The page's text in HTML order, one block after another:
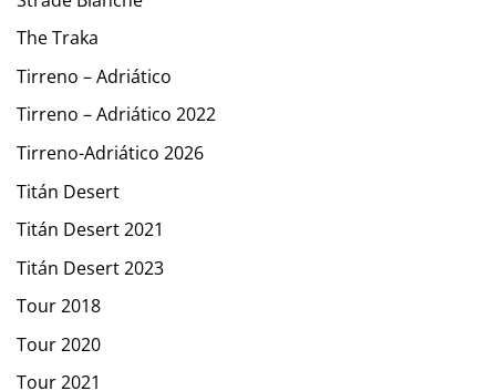
The Traka
Tirreno – Adriático
Tirreno – Adriático 2022
Tirreno-Adriático 2026
Titán Desert
Titán Desert 2021
Titán Desert 2023
Tour 2018
Tour 2020
Tour 2021